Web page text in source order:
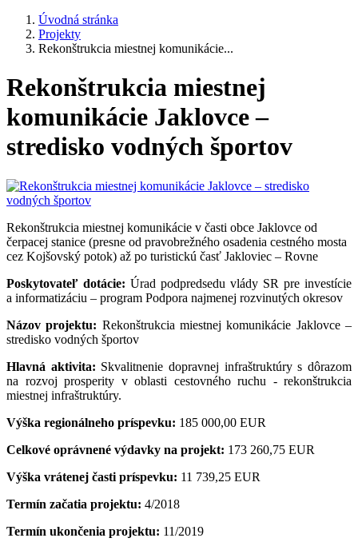
Úvodná stránka
Projekty
Rekonštrukcia miestnej komunikácie...
Rekonštrukcia miestnej
komunikácie Jaklovce –
stredisko vodných športov
Rekonštrukcia miestnej komunikácie v časti obce Jaklovce od
čerpacej stanice (presne od pravobrežného osadenia cestného mosta
cez Kojšovský potok) až po turistickú časť Jakloviec – Rovne
Poskytovateľ dotácie: Úrad podpredsedu vlády SR pre investície
a informatizáciu – program Podpora najmenej rozvinutých okresov
Názov projektu: Rekonštrukcia miestnej komunikácie Jaklovce –
stredisko vodných športov
Hlavná aktivita: Skvalitnenie dopravnej infraštruktúry s dôrazom
na rozvoj prosperity v oblasti cestovného ruchu - rekonštrukcia
miestnej infraštruktúry.
Výška regionálneho príspevku: 185 000,00 EUR
Celkové oprávnené výdavky na projekt: 173 260,75 EUR
Výška vrátenej časti príspevku: 11 739,25 EUR
Termín začatia projektu: 4/2018
Termín ukončenia projektu: 11/2019